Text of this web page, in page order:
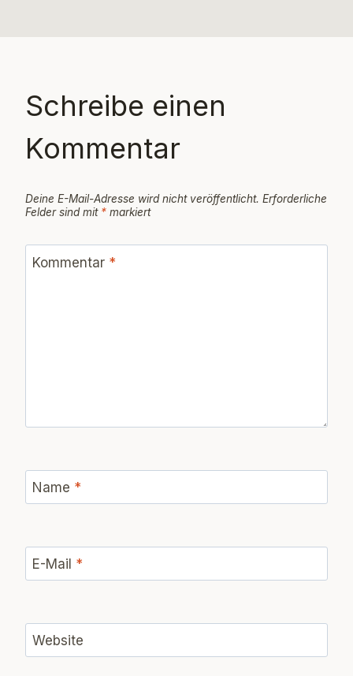
Schreibe einen
Kommentar
Deine E-Mail-Adresse wird nicht veröffentlicht. Erforderliche
Felder sind mit * markiert
Kommentar *
Name *
E-Mail *
Website